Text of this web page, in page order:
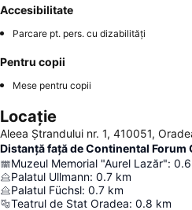
Accesibilitate
Parcare pt. pers. cu dizabilități
Pentru copii
Mese pentru copii
Locație
Aleea Ștrandului nr. 1, 410051,
Distanță față de Continental Forum
Muzeul Memorial "Aurel Lazăr": 0.6
Palatul Ullmann: 0.7 km
Palatul Füchsl: 0.7 km
Teatrul de Stat Oradea: 0.8 km